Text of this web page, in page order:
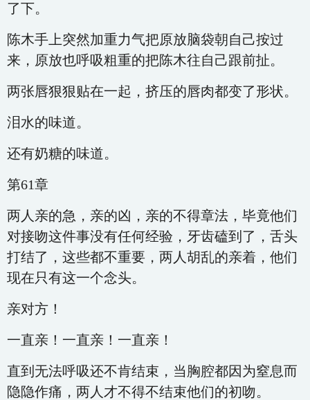
了下。
陈木手上突然加重力气把原放脑袋朝自己按过
来，原放也呼吸粗重的把陈木往自己跟前扯。
两张唇狠狠贴在一起，挤压的唇肉都变了形状。
泪水的味道。
还有奶糖的味道。
第61章
两人亲的急，亲的凶，亲的不得章法，毕竟他们
对接吻这件事没有任何经验，牙齿磕到了，舌头
打结了，这些都不重要，两人胡乱的亲着，他们
现在只有这一个念头。
亲对方！
一直亲！一直亲！一直亲！
直到无法呼吸还不肯结束，当胸腔都因为窒息而
隐隐作痛，两人才不得不结束他们的初吻。